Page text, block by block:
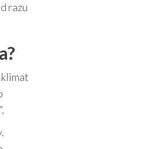
razu